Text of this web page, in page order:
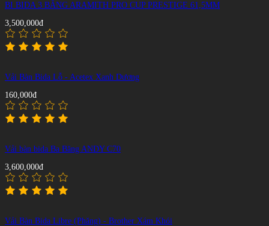
BI BIDA 3 BĂNG ARAMITH PRO CUP PRESTIGE 61,5MM
3,500,000đ
Vải Bàn Bida Lỗ - Acetex Xanh Dương
160,000đ
Vải bàn bida Ba Băng ANDY C70
3,600,000đ
Vải Bàn Bida Libre (Phăng) - Brother Xám Khói